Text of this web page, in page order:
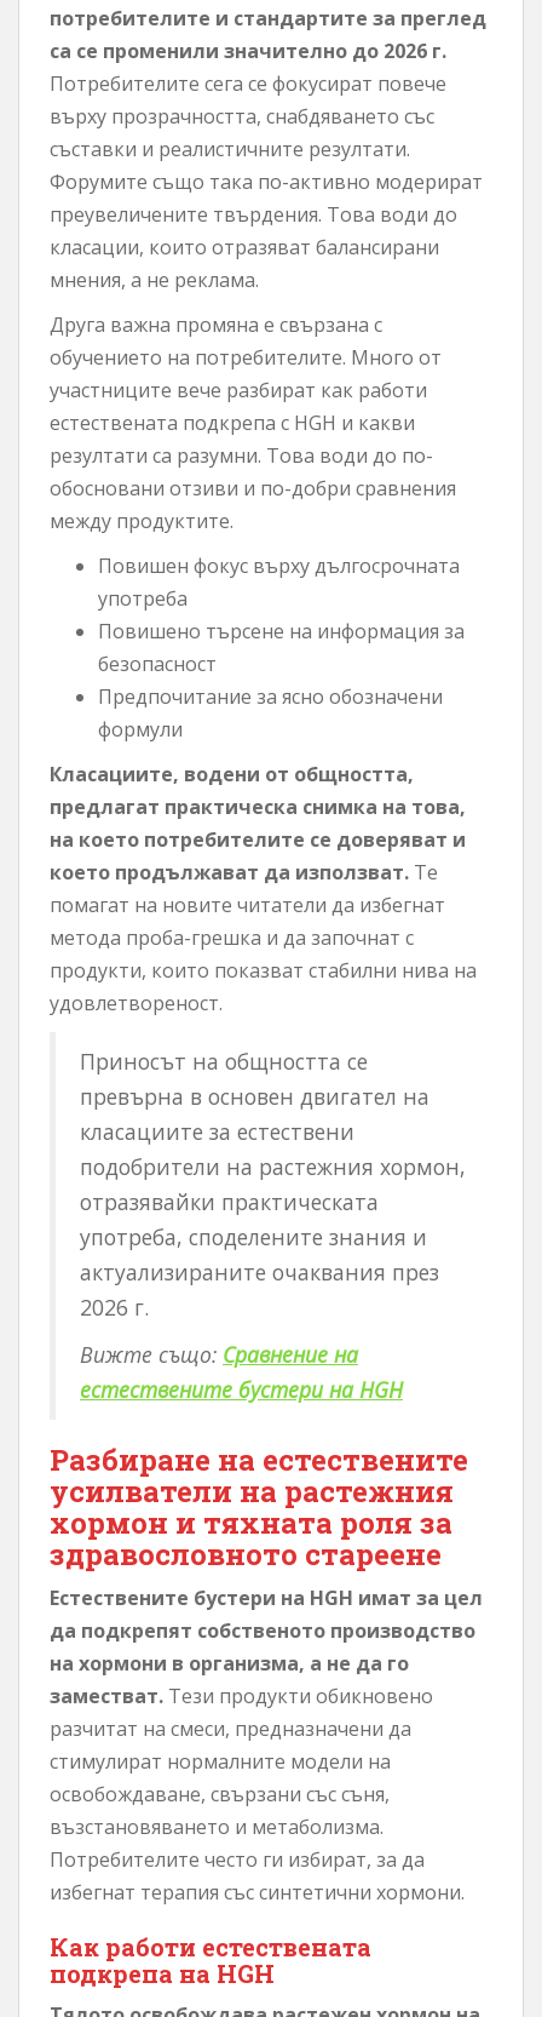
потребителите и стандартите за преглед
са се променили значително до 2026 г.
Потребителите сега се фокусират повече
върху прозрачността, снабдяването със
съставки и реалистичните резултати.
Форумите също така по-активно модерират
преувеличените твърдения. Това води до
класации, които отразяват балансирани
мнения, а не реклама.
Друга важна промяна е свързана с
обучението на потребителите. Много от
участниците вече разбират как работи
естествената подкрепа с HGH и какви
резултати са разумни. Това води до по-
обосновани отзиви и по-добри сравнения
между продуктите.
Повишен фокус върху дългосрочната
употреба
Повишено търсене на информация за
безопасност
Предпочитание за ясно обозначени
формули
Класациите, водени от общността,
предлагат практическа снимка на това,
на което потребителите се доверяват и
което продължават да използват. Те
помагат на новите читатели да избегнат
метода проба-грешка и да започнат с
продукти, които показват стабилни нива на
удовлетвореност.
Приносът на общността се
превърна в основен двигател на
класациите за естествени
подобрители на растежния хормон,
отразявайки практическата
употреба, споделените знания и
актуализираните очаквания през
2026 г.
Вижте също: Сравнение на
естествените бустери на HGH
Разбиране на естествените
усилватели на растежния
хормон и тяхната роля за
здравословното стареене
Естествените бустери на HGH имат за цел
да подкрепят собственото производство
на хормони в организма, а не да го
заместват. Тези продукти обикновено
разчитат на смеси, предназначени да
стимулират нормалните модели на
освобождаване, свързани със съня,
възстановяването и метаболизма.
Потребителите често ги избират, за да
избегнат терапия със синтетични хормони.
Как работи естествената
подкрепа на HGH